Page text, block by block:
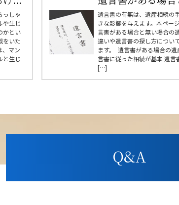
っしゃ
や生じ
かとい
をいた
、マン
と生じ
遺言書の有無は、遺産相続の
きな影響を与えます。本ペー
言書がある場合と無い場合の
違いや遺言書の探し方につい
ます。 遺言書がある場合の遺
言書に従った相続が基本 遺言
[…]
Q&A